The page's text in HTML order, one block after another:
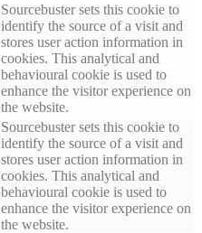
Sourcebuster sets this cookie to
identify the source of a visit and
stores user action information in
cookies. This analytical and
behavioural cookie is used to
enhance the visitor experience on
the website.
Sourcebuster sets this cookie to
identify the source of a visit and
stores user action information in
cookies. This analytical and
behavioural cookie is used to
enhance the visitor experience on
the website.